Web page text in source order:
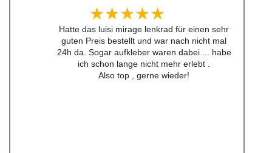
★★★★★
Hatte das luisi mirage lenkrad für einen sehr
guten Preis bestellt und war nach nicht mal
24h da. Sogar aufkleber waren dabei ... habe
ich schon lange nicht mehr erlebt .
Also top , gerne wieder!